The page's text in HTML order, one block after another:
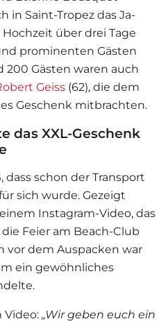
in Saint-Tropez das Ja-
über drei Tage
prominenten Gästen
Gästen waren auch
Geiss (62), die dem
Geschenk mitbrachten.
das XXL-Geschenk
dass schon der Transport
sich wurde. Gezeigt
Instagram-Video, das
Feier am Beach-Club
vor dem Auspacken war
ein gewöhnliches
Video: „Wir geben euch ein